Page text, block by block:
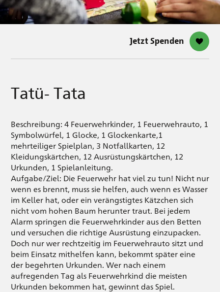
Jetzt Spenden
Tatü- Tata
Beschreibung: 4 Feuerwehrkinder, 1 Feuerwehrauto, 1
Symbolwürfel, 1 Glocke, 1 Glockenkarte,1
mehrteiliger Spielplan, 3 Notfallkarten, 12
Kleidungskärtchen, 12 Ausrüstungskärtchen, 12
Urkunden, 1 Spielanleitung.
Aufgabe/Ziel: Die Feuerwehr hat viel zu tun! Nicht nur
wenn es brennt, muss sie helfen, auch wenn es Wasser
im Keller hat, oder ein verängstigtes Kätzchen sich
nicht vom hohen Baum herunter traut. Bei jedem
Alarm springen die Feuerwehrkinder aus den Betten
und versuchen die richtige Ausrüstung einzupacken.
Doch nur wer rechtzeitig im Feuerwehrauto sitzt und
beim Einsatz mithelfen kann, bekommt später eine
der begehrten Urkunden. Wer nach einem
aufregenden Tag als Feuerwehrkind die meisten
Urkunden bekommen hat, gewinnt das Spiel.